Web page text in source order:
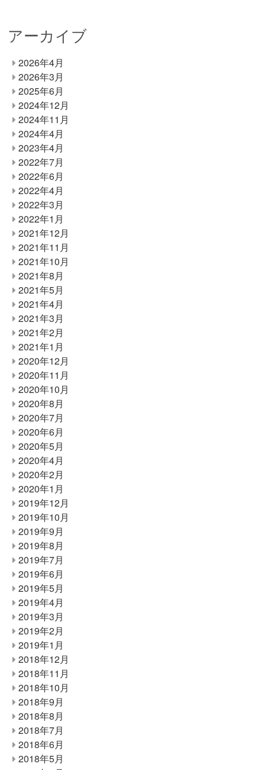
アーカイブ
2026年4月
2026年3月
2025年6月
2024年12月
2024年11月
2024年4月
2023年4月
2022年7月
2022年6月
2022年4月
2022年3月
2022年1月
2021年12月
2021年11月
2021年10月
2021年8月
2021年5月
2021年4月
2021年3月
2021年2月
2021年1月
2020年12月
2020年11月
2020年10月
2020年8月
2020年7月
2020年6月
2020年5月
2020年4月
2020年2月
2020年1月
2019年12月
2019年10月
2019年9月
2019年8月
2019年7月
2019年6月
2019年5月
2019年4月
2019年3月
2019年2月
2019年1月
2018年12月
2018年11月
2018年10月
2018年9月
2018年8月
2018年7月
2018年6月
2018年5月